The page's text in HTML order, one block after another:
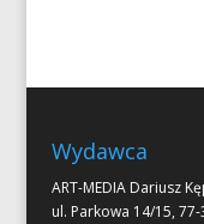
Wydawca
ART-MEDIA Dariusz
ul. Parkowa 14/15,